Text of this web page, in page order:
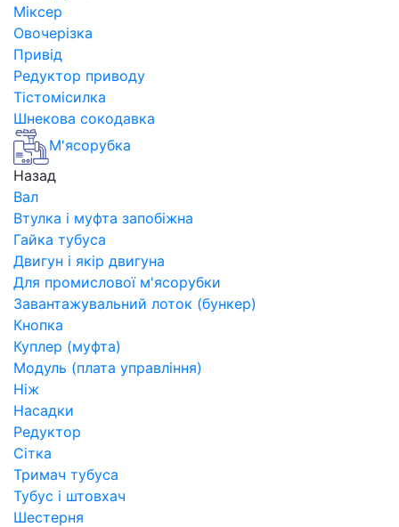
Міксер
Овочерізка
Привід
Редуктор приводу
Тістомісилка
Шнекова сокодавка
М'ясорубка
Назад
Вал
Втулка і муфта запобіжна
Гайка тубуса
Двигун і якір двигуна
Для промислової м'ясорубки
Завантажувальний лоток (бункер)
Кнопка
Куплер (муфта)
Модуль (плата управління)
Ніж
Насадки
Редуктор
Сітка
Тримач тубуса
Тубус і штовхач
Шестерня